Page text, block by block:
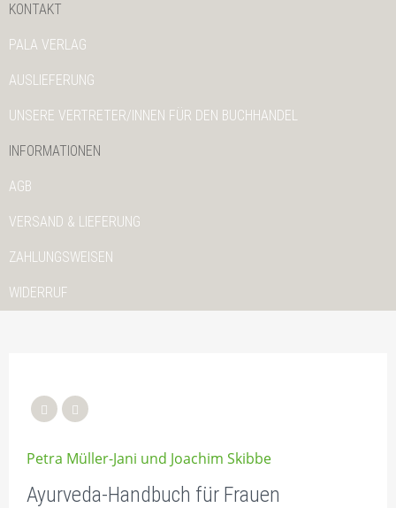
KONTAKT
PALA VERLAG
AUSLIEFERUNG
UNSERE VERTRETER/INNEN FÜR DEN BUCHHANDEL
INFORMATIONEN
AGB
VERSAND & LIEFERUNG
ZAHLUNGSWEISEN
WIDERRUF
Petra Müller-Jani und Joachim Skibbe
Ayurveda-Handbuch für Frauen